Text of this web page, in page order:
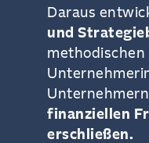
Daraus
und
methodischen
Unternehmern
finanziellen
erschließen.